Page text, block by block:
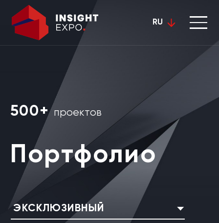
RU
500+ проектов
Портфолио
ЭКСКЛЮЗИВНЫЙ